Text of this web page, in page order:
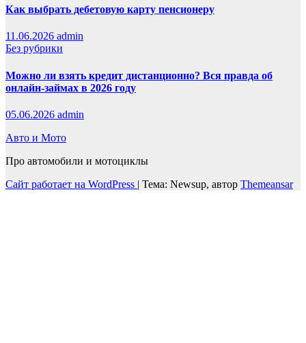
Как выбрать дебетовую карту пенсионеру
11.06.2026 admin
Без рубрики
Можно ли взять кредит дистанционно? Вся правда об
онлайн-займах в 2026 году
05.06.2026 admin
Авто и Мото
Про автомобили и мотоциклы
Сайт работает на WordPress | Тема: Newsup, автор Themeansar